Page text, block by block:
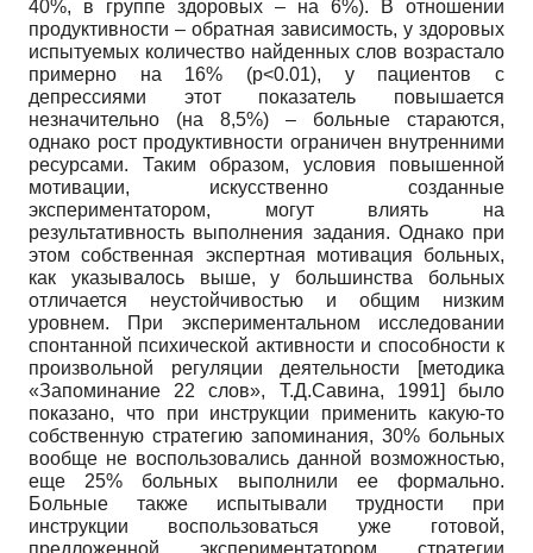
40%, в группе здоровых – на 6%). В отношении
продуктивности – обратная зависимость, у здоровых
испытуемых количество найденных слов возрастало
примерно на 16% (p<0.01), у пациентов с
депрессиями этот показатель повышается
незначительно (на 8,5%) – больные стараются,
однако рост продуктивности ограничен внутренними
ресурсами. Таким образом, условия повышенной
мотивации, искусственно созданные
экспериментатором, могут влиять на
результативность выполнения задания. Однако при
этом собственная экспертная мотивация больных,
как указывалось выше, у большинства больных
отличается неустойчивостью и общим низким
уровнем. При экспериментальном исследовании
спонтанной психической активности и способности к
произвольной регуляции деятельности [методика
«Запоминание 22 слов», Т.Д.Савина, 1991] было
показано, что при инструкции применить какую-то
собственную стратегию запоминания, 30% больных
вообще не воспользовались данной возможностью,
еще 25% больных выполнили ее формально.
Больные также испытывали трудности при
инструкции воспользоваться уже готовой,
предложенной экспериментатором стратегии